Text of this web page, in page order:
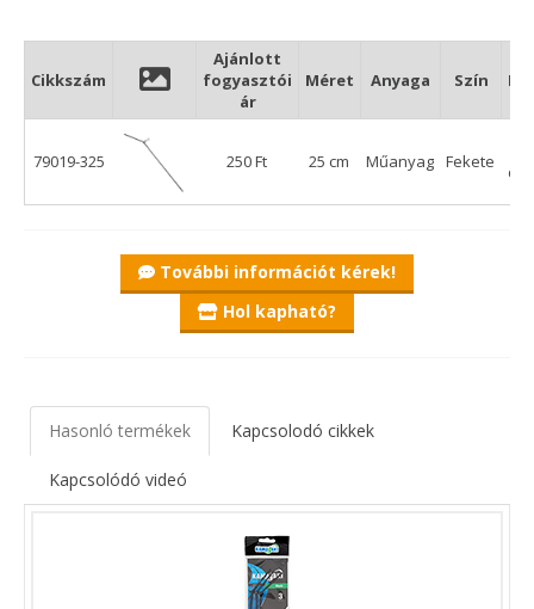
pontosan méretre szabható.
Cikkszám
Ajánlott
fogyasztói
ár
Méret Anyaga Szín
79019-325 250 Ft 25 cm Műanyag Fekete
További információt kérek!
Hol kapható?
Hasonló termékek Kapcsolodó cikkek
Kapcsolódó videó